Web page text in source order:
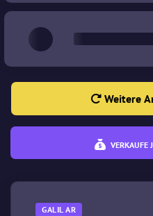
VERKAUFE
Weitere
GALIL AR